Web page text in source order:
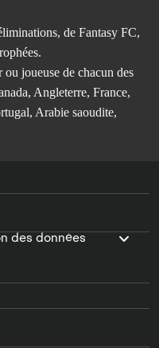
de Fantasy FC,
joueuse de chacun des
Angleterre, France,
Arabie saoudite,
des données